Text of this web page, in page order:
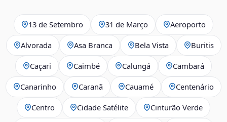
13 de Setembro 31 de Março Aeroporto
Alvorada Asa Branca Bela Vista Buritis
Caçari Caimbé Calungá Cambará
Canarinho Caranã Cauamé Centenário
Centro Cidade Satélite Cinturão Verde